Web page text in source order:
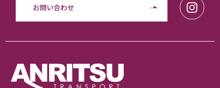
お問い合わせ